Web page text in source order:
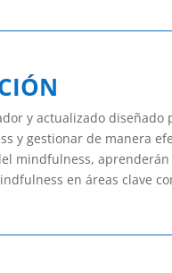
y actualizado
gestionar de manera
mindfulness,
en áreas clave